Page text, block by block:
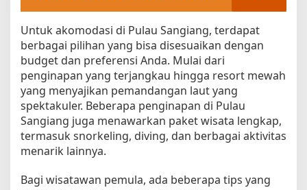
Untuk akomodasi di Pulau Sangiang, terdapat
berbagai pilihan yang bisa disesuaikan dengan
budget dan preferensi Anda. Mulai dari
penginapan yang terjangkau hingga resort mewah
yang menyajikan pemandangan laut yang
spektakuler. Beberapa penginapan di Pulau
Sangiang juga menawarkan paket wisata lengkap,
termasuk snorkeling, diving, dan berbagai aktivitas
menarik lainnya.
Bagi wisatawan pemula, ada beberapa tips yang